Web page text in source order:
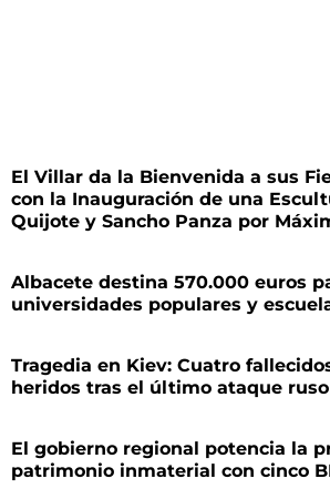
El Villar da la Bienvenida a sus
con la Inauguración de una
Quijote y Sancho Panza por
Albacete destina 570.000 euros
universidades populares y
Tragedia en Kiev: Cuatro
heridos tras el último ataque ruso
El gobierno regional potencia la
patrimonio inmaterial con cinco